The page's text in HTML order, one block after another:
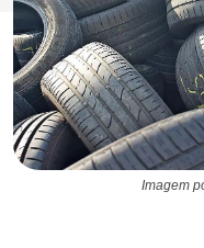
Imagem